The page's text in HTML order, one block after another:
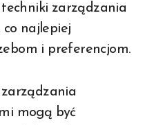
zarządzania
co najlepiej
i preferencjom.
mogą być